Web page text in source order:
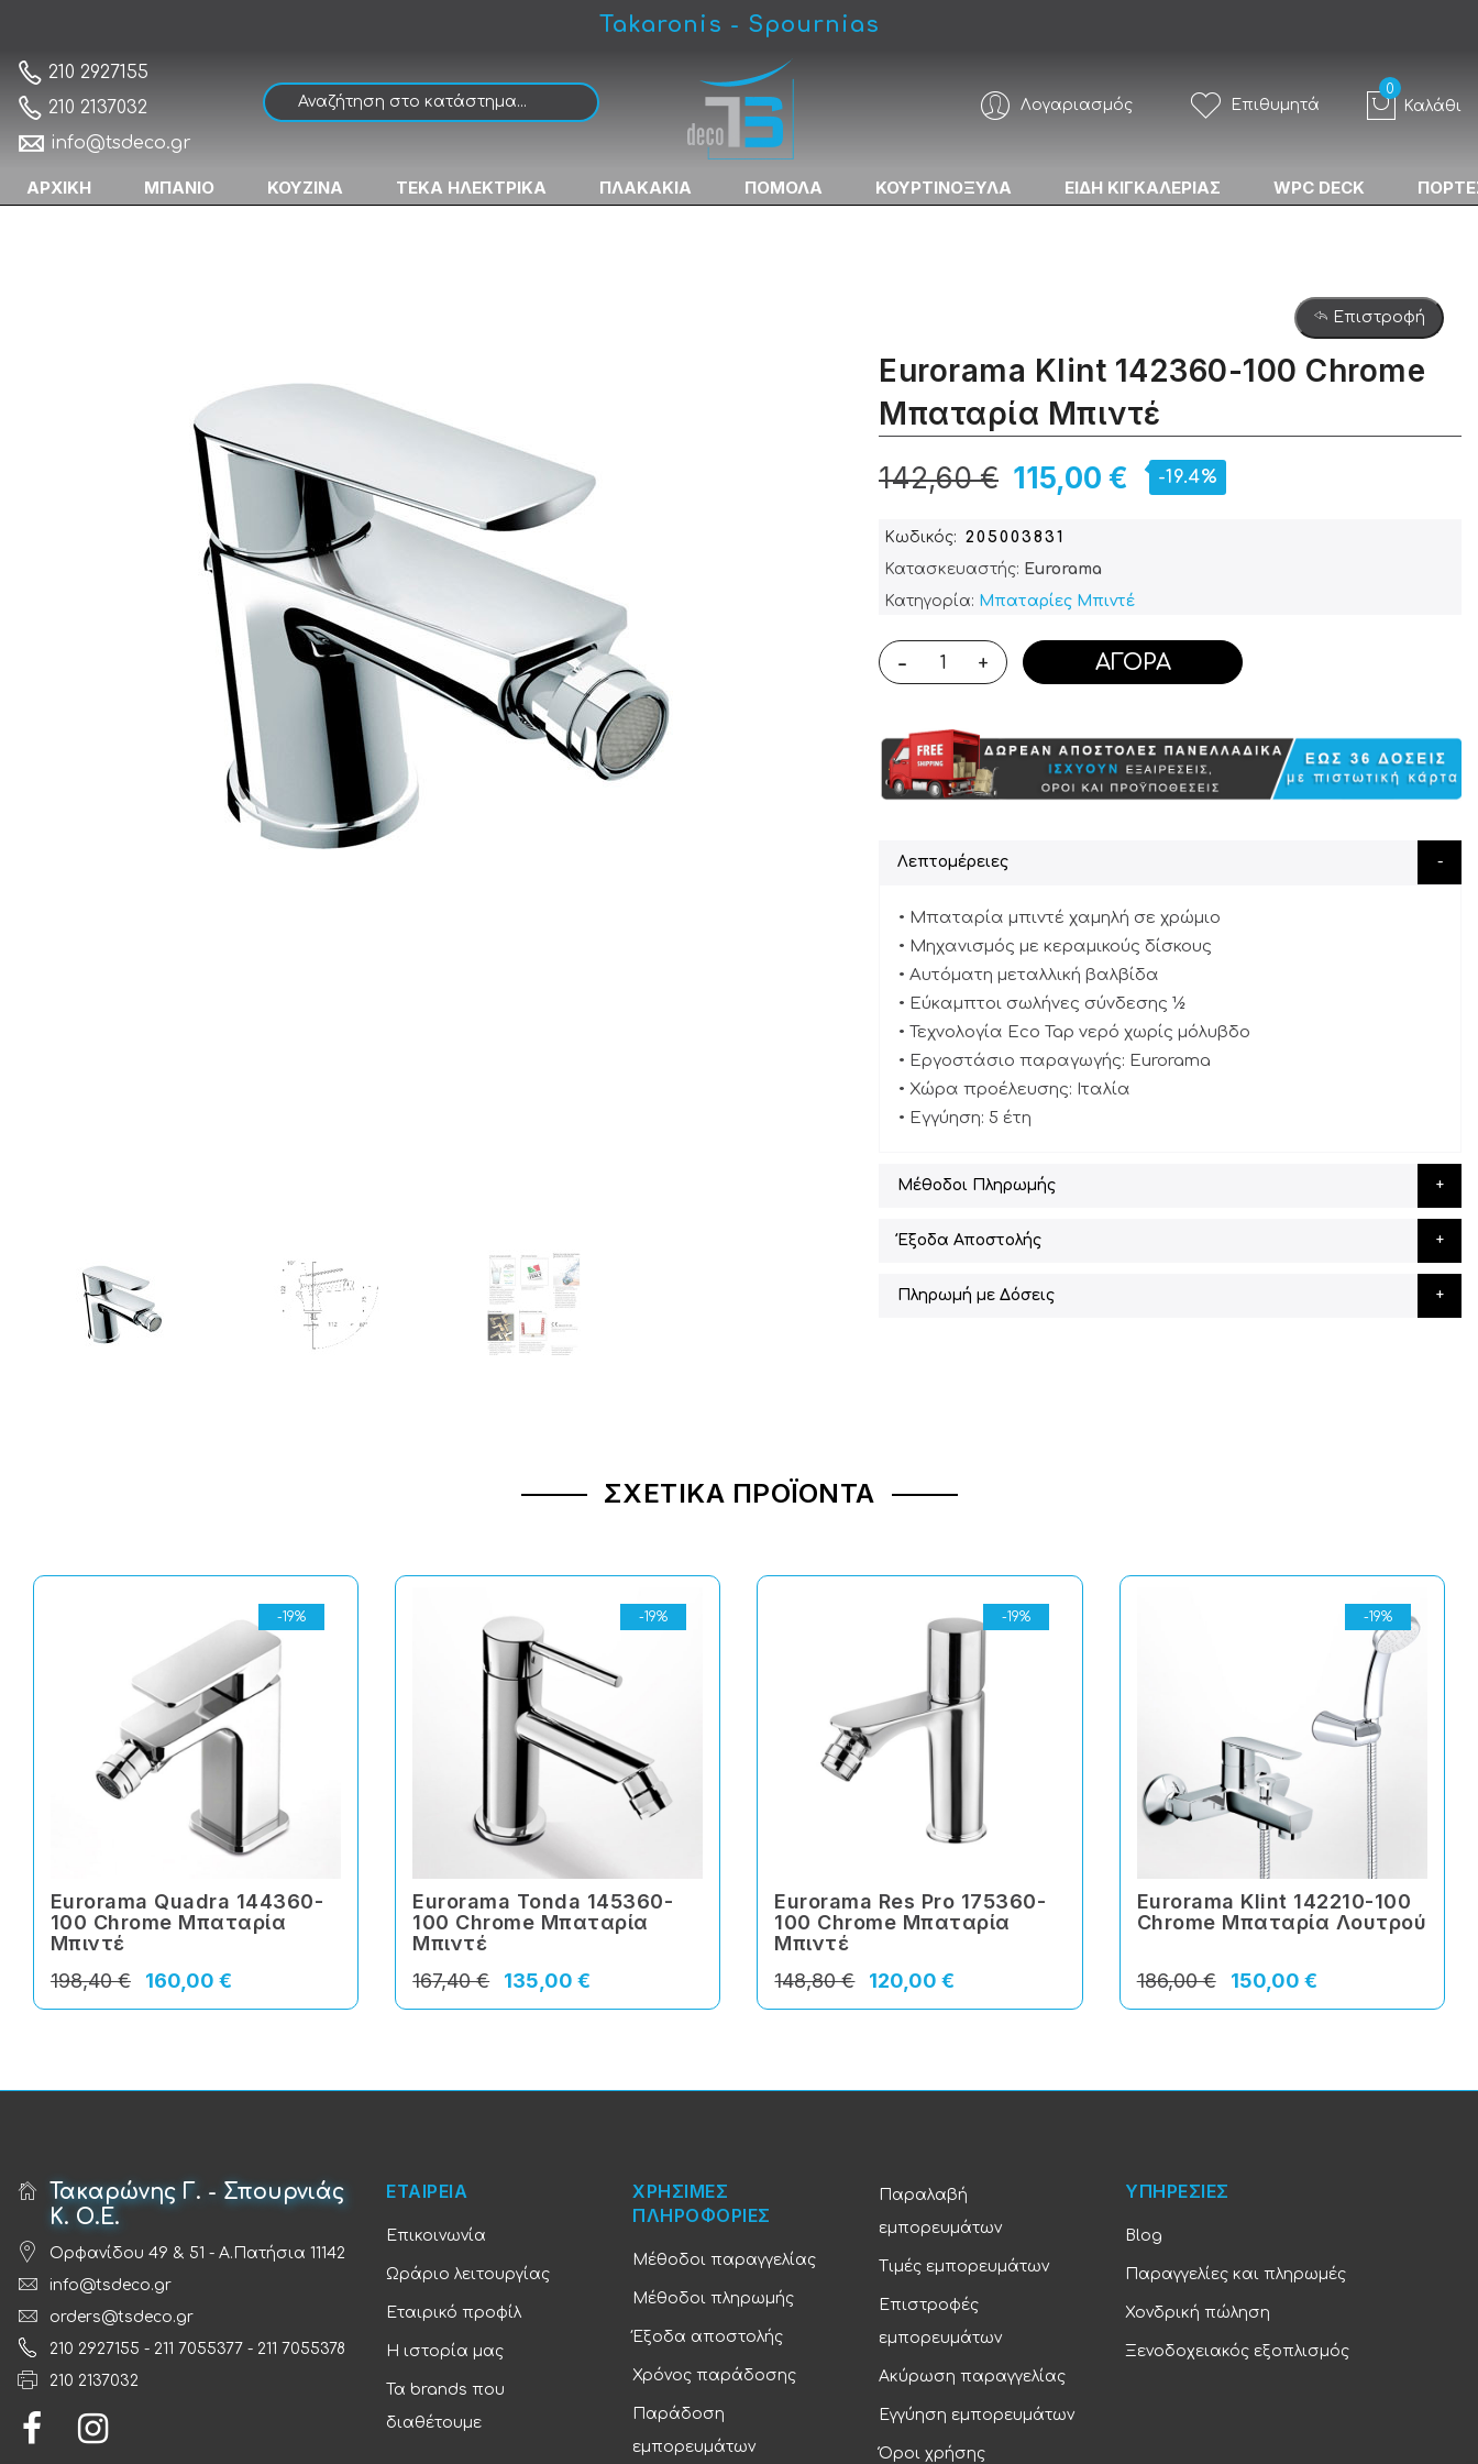
Takaronis - Spournias
210 2927155
210 2137032
info@tsdeco.gr
Λογαριασμός Επιθυμητά Καλάθι
ΑΡΧΙΚΗ ΜΠΑΝΙΟ ΚΟΥΖΙΝΑ ΤΕΚΑ ΗΛΕΚΤΡΙΚΑ ΠΛΑΚΑΚΙΑ ΠΟΜΟΛΑ ΚΟΥΡΤΙΝΟΞΥΛΑ ΕΙΔΗ ΚΙΓΚΑΛΕΡΙΑΣ WPC DECK
Επιστροφή
Eurorama Klint 142360-100 Chrome
Μπαταρία Μπιντέ
115,00 €
142,60 € -19.4%
Κωδικός
205003831
Κατασκευαστής: Eurorama
Κατηγορία: Μπαταρίες Μπιντέ
- + ΑΓΟΡΆ
Λεπτομέρειες
• Μπαταρία μπιντέ χαμηλή σε χρώμιο
• Μηχανισμός με κεραμικούς δίσκους
• Αυτόματη μεταλλική βαλβίδα
• Εύκαμπτοι σωλήνες σύνδεσης ½
• Τεχνολογία Eco Tap νερό χωρίς μόλυβδο
• Εργοστάσιο παραγωγής: Eurorama
• Χώρα προέλευσης: Ιταλία
• Εγγύηση: 5 έτη
Μέθοδοι Πληρωμής
Έξοδα Αποστολής
Πληρωμή με Δόσεις
ΣΧΕΤΙΚΆ ΠΡΟΪΌΝΤΑ
-19%
Eurorama Quadra 144360-
100 Chrome Μπαταρία
Μπιντέ
160,00 €
198,40 €
-19%
Eurorama Tonda 145360-
100 Chrome Μπαταρία
Μπιντέ
135,00 €
167,40 €
-19%
Eurorama Res Pro 175360-
100 Chrome Μπαταρία
Μπιντέ
120,00 €
148,80 €
-19%
Eurorama Klint 142210-100
Chrome Μπαταρία Λουτρού
150,00 €
186,00 €
Τακαρώνης Γ. - Σπουρνιάς
Κ. Ο.Ε.
Ορφανίδου 49 & 51 - Α.Πατήσια 11142
info@tsdeco.gr
orders@tsdeco.gr
210 2927155 - 211 7055377 - 211 7055378
210 2137032
ΕΤΑΙΡΕΙΑ
Επικοινωνία
Ωράριο λειτουργίας
Εταιρικό προφίλ
Η ιστορία μας
Τα brands που
διαθέτουμε
ΧΡΗΣΙΜΕΣ
ΠΛΗΡΟΦΟΡΙΕΣ
Μέθοδοι παραγγελίας
Μέθοδοι πληρωμής
Έξοδα αποστολής
Χρόνος παράδοσης
Παράδοση
εμπορευμάτων
Παραλαβή
εμπορευμάτων
Τιμές εμπορευμάτων
Επιστροφές
εμπορευμάτων
Ακύρωση παραγγελίας
Εγγύηση εμπορευμάτων
Όροι χρήσης
ΥΠΗΡΕΣΙΕΣ
Blog
Παραγγελίες και πληρωμές
Χονδρική πώληση
Ξενοδοχειακός εξοπλισμός